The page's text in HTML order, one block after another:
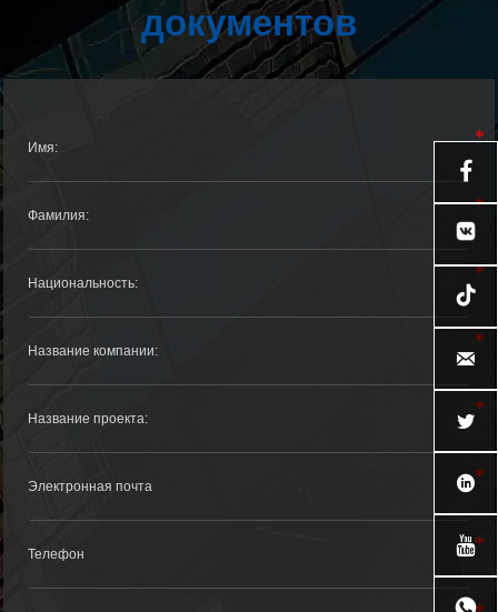
документов






